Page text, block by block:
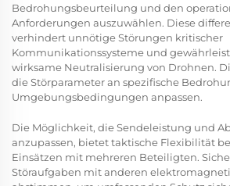
Bedrohungsbeurteilung und den
Anforderungen auszuwählen. Diese
verhindert unnötige Störungen kritischer
Kommunikationssysteme und
wirksame Neutralisierung von Drohnen.
die Störparameter an spezifische
Umgebungsbedingungen anpassen.
Die Möglichkeit, die Sendeleistung und
anzupassen, bietet taktische Flexibilität
Einsätzen mit mehreren Beteiligten.
Störaufgaben mit anderen